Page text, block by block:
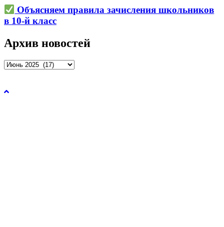
Объясняем правила зачисления школьников
в 10-й класс
Архив новостей
Архив